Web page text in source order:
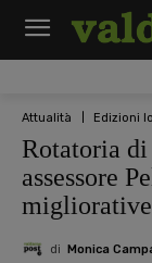
Attualità Edizioni
Rotatoria
assessore
di Monica